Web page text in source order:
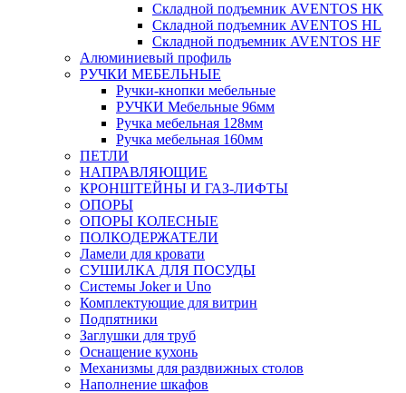
Складной подъемник AVENTOS HK
Складной подъемник AVENTOS HL
Складной подъемник AVENTOS HF
Алюминиевый профиль
РУЧКИ МЕБЕЛЬНЫЕ
Ручки-кнопки мебельные
РУЧКИ Мебельные 96мм
Ручка мебельная 128мм
Ручка мебельная 160мм
ПЕТЛИ
НАПРАВЛЯЮЩИЕ
КРОНШТЕЙНЫ И ГАЗ-ЛИФТЫ
ОПОРЫ
ОПОРЫ КОЛЕСНЫЕ
ПОЛКОДЕРЖАТЕЛИ
Ламели для кровати
СУШИЛКА ДЛЯ ПОСУДЫ
Системы Joker и Uno
Комплектующие для витрин
Подпятники
Заглушки для труб
Оснащение кухонь
Механизмы для раздвижных столов
Наполнение шкафов